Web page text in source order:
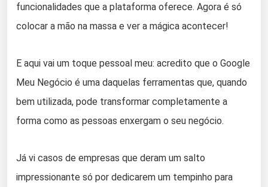
funcionalidades que a plataforma oferece. Agora é só
colocar a mão na massa e ver a mágica acontecer!
E aqui vai um toque pessoal meu: acredito que o Google
Meu Negócio é uma daquelas ferramentas que, quando
bem utilizada, pode transformar completamente a
forma como as pessoas enxergam o seu negócio.
Já vi casos de empresas que deram um salto
impressionante só por dedicarem um tempinho para